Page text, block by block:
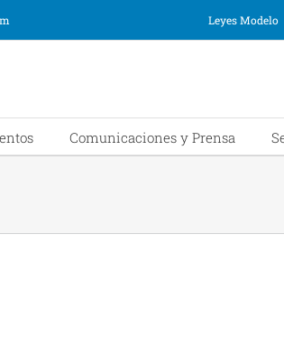
Leyes Modelo
Comunicaciones y Prensa